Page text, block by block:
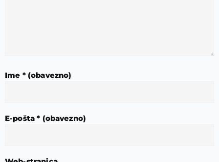
Ime * (obavezno)
E-pošta* (obavezno)